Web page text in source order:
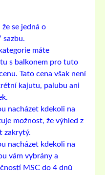
se jedná o
sazbu.
máte
s balkonem pro tuto
Tato cena však není
kajutu, palubu ani
nacházet kdekoli na
možnost, že výhled z
zakrytý.
nacházet kdekoli na
vám vybrány a
MSC do 4 dnů